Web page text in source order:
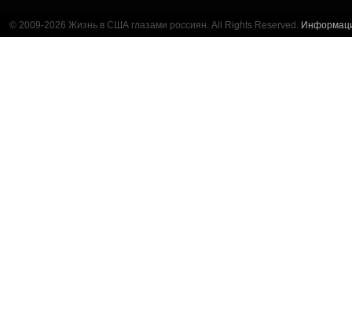
© 2009-2026 Жизнь в США глазами россиян. All Rights Reserved.